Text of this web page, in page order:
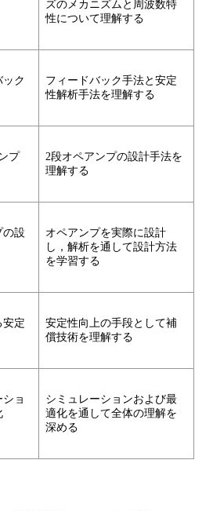
ズのメカニズムと周波数特
性について理解する
ック
フィードバック手法と安定
性解析手法を理解する
プ
2段オペアンプの設計手法を
理解する
の設
オペアンプを実際に設計
し，解析を通して設計方法
を学習する
安定
安定性向上の手段として補
償技術を理解する
ョ
シミュレーションおよび最
適化を通して全体の理解を
深める